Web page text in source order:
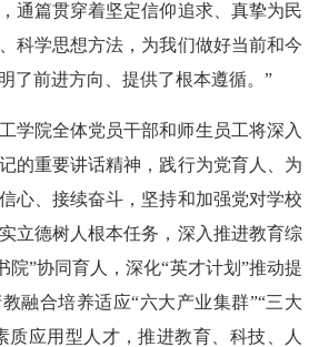
通篇贯穿着坚定信仰追求、真挚为民
科学思想方法，为我们做好当前和今
了前进方向、提供了根本遵循。”
学院全体党员干部和师生员工将深入
的重要讲话精神，践行为党育人、为
心、接续奋斗，坚持和加强党对学校
立德树人根本任务，深入推进教育综
院”协同育人，深化“英才计划”推动提
融合培养适应“六大产业集群”“三大
质应用型人才，推进教育、科技、人